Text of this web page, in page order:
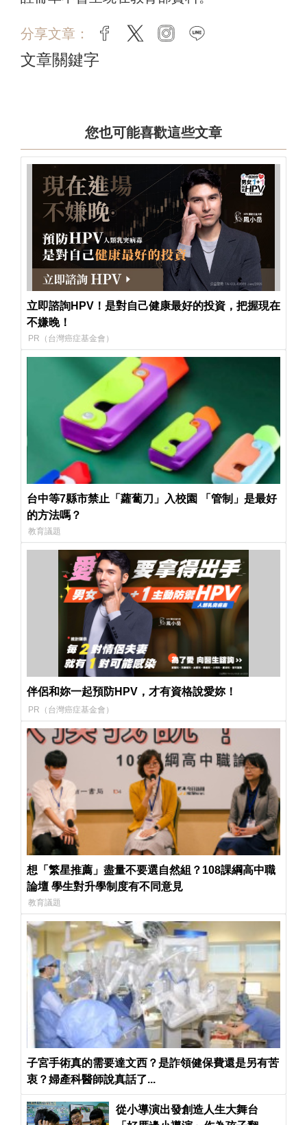
分享文章： facebook
twitter instagram
文章關鍵字
您也可能喜歡這些文章
立即諮詢HPV！是對自己健康最好的投資，把握現在
不嫌晚！
PR（台灣癌症基金會）
台中等7縣市禁止「蘿蔔刀」入校園 「管制」是最好
的方法嗎？
教育議題
伴侶和妳一起預防HPV，才有資格說愛妳！
PR（台灣癌症基金會）
想「繁星推薦」盡量不要選自然組？108課綱高中職
論壇 學生對升學制度有不同意見
教育議題
子宮手術真的需要達文西？是詐領健保費還是另有苦
衷？婦產科醫師說真話了...
從小導演出發創造人生大舞台